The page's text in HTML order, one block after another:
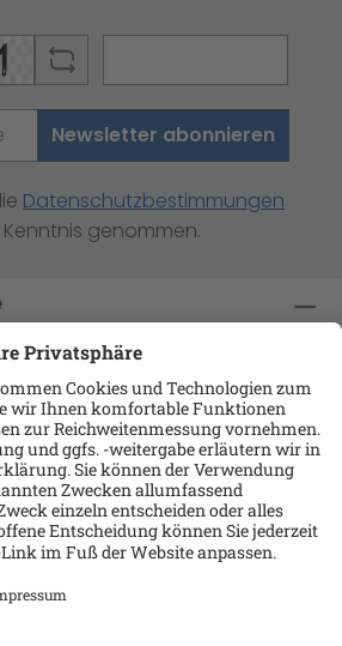
Newsletter abonnieren
Datenschutzbestimmungen
Kenntnis genommen.
Kontakt